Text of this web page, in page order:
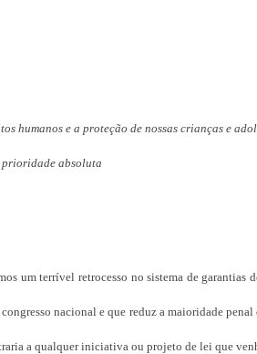
humanos e a proteção de nossas crianças e
prioridade absoluta
um terrível retrocesso no sistema de garantias
nacional e que reduz a maioridade
a qualquer iniciativa ou projeto de lei que